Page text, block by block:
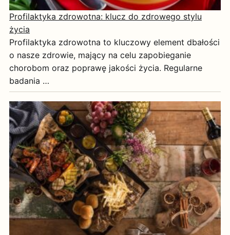
Profilaktyka zdrowotna: klucz do zdrowego stylu
życia
Profilaktyka zdrowotna to kluczowy element dbałości
o nasze zdrowie, mający na celu zapobieganie
chorobom oraz poprawę jakości życia. Regularne
badania …